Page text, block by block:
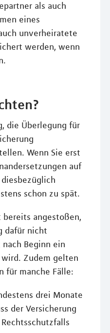
als auch
eines
unverheiratete
werden, wenn
die Überlegung für
Wenn Sie erst
auf
schon zu spät.
angestoßen,
dafür nicht
Beginn ein
Zudem gelten
für manche Fälle:
drei Monate
der Versicherung